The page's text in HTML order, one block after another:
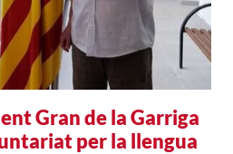
Gran de la Garriga
per la llengua